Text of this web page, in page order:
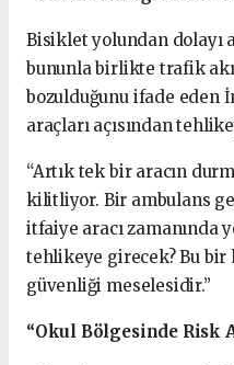
Bisiklet yolundan dolayı
bununla birlikte trafik
bozulduğunu ifade eden
araçları açısından
“Artık tek bir aracın
kilitliyor. Bir ambulans
itfaiye aracı zamanında
tehlikeye girecek? Bu
güvenliği meselesidir.”
“Okul Bölgesinde Risk